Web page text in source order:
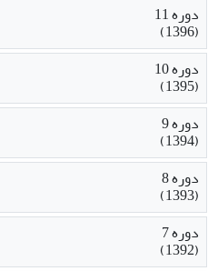
دوره 11
(1396)
دوره 10
(1395)
دوره 9
(1394)
دوره 8
(1393)
دوره 7
(1392)